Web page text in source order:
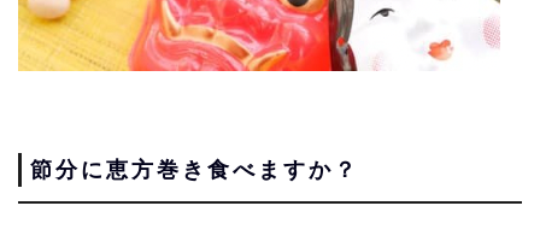
節分に恵方巻き食べますか？